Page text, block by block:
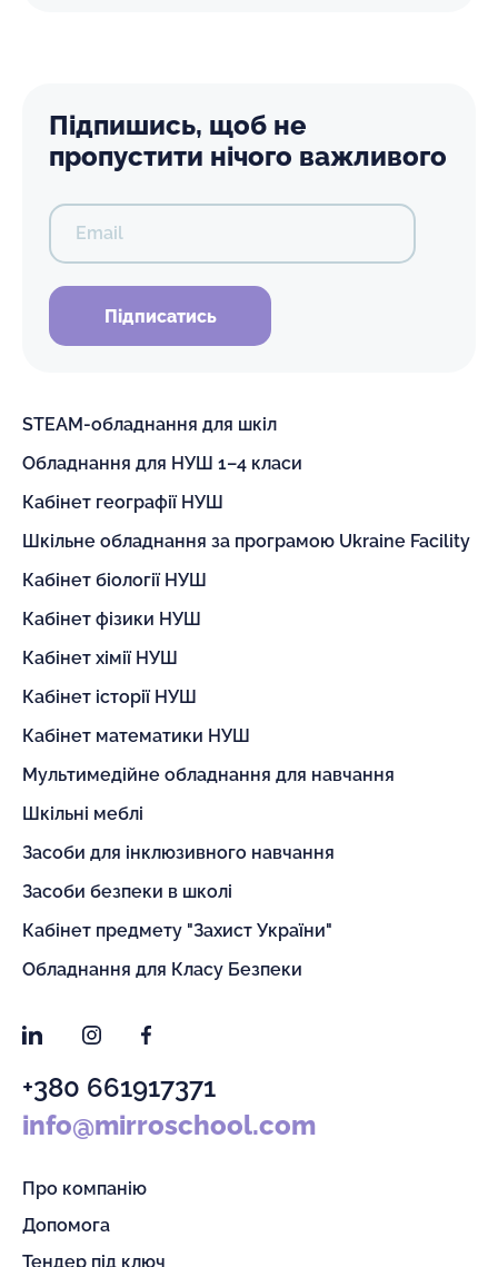
Підпишись, щоб не
пропустити нічого важливого
Email
Підписатись
STEAM-обладнання для шкіл
Обладнання для НУШ 1–4 класи
Кабінет географії НУШ
Шкільне обладнання за програмою Ukraine Facility
Кабінет біології НУШ
Кабінет фізики НУШ
Кабінет хімії НУШ
Кабінет історії НУШ
Кабінет математики НУШ
Мультимедійне обладнання для навчання
Шкільні меблі
Засоби для інклюзивного навчання
Засоби безпеки в школі
Кабінет предмету "Захист України"
Обладнання для Класу Безпеки
LinkedInInstagramFacebook
+380 661917371
info@mirroschool.com
Про компанію
Допомога
Тендер під ключ